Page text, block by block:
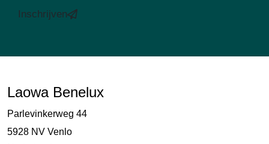
Inschrijven
Laowa Benelux
Parlevinkerweg 44
5928 NV Venlo